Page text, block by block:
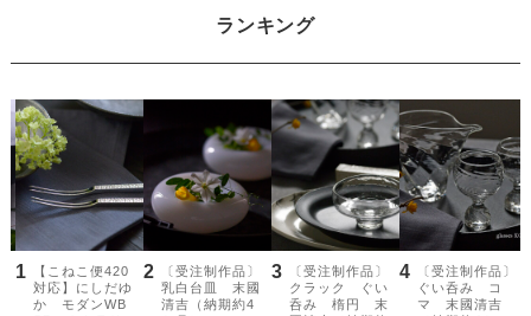
ランキング